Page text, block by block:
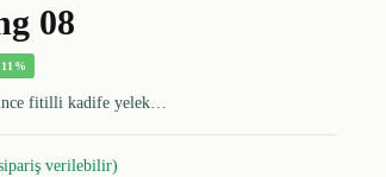
08
ince fitilli kadife yelek…
verilebilir)